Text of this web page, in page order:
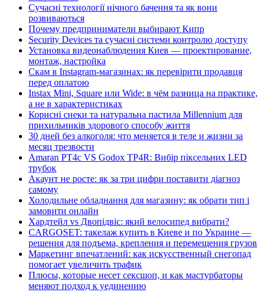
Сучасні технології нічного бачення та як вони
розвиваються
Почему предприниматели выбирают Кипр
Security Devices та сучасні системи контролю доступу
Установка видеонаблюдения Киев — проектирование,
монтаж, настройка
Скам в Instagram-магазинах: як перевірити продавця
перед оплатою
Instax Mini, Square или Wide: в чём разница на практике,
а не в характеристиках
Корисні снеки та натуральна пастила Millennium для
прихильників здорового способу життя
30 дней без алкоголя: что меняется в теле и жизни за
месяц трезвости
Amaran PT4c VS Godox TP4R: Вибір піксельних LED
трубок
Акаунт не росте: як за три цифри поставити діагноз
самому
Холодильне обладнання для магазину: як обрати тип і
замовити онлайн
Хардтейл vs Двопідвіс: який велосипед вибрати?
CARGOSET: такелаж купить в Киеве и по Украине —
решения для подъема, крепления и перемещения грузов
Маркетинг впечатлений: как искусственный снегопад
помогает увеличить трафик
Плюсы, которые несет сексшоп, и как мастурбаторы
меняют подход к уединению